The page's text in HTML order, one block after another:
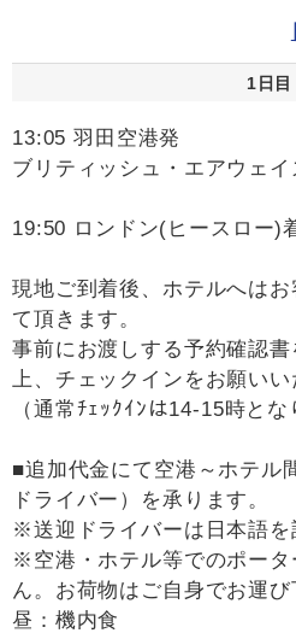
1日目
13:05 羽田空港発
ブリティッシュ・エアウェイ
19:50 ロンドン(ヒースロー)
現地ご到着後、ホテルへは
て頂きます。
事前にお渡しする予約確認
上、チェックインをお願いい
（通常ﾁｪｯｸｲﾝは14-15時とな
■追加代金にて空港～ホテル
ドライバー）を承ります。
※送迎ドライバーは日本語を
※空港・ホテル等でのポータ
ん。お荷物はご自身でお運び
昼：機内食